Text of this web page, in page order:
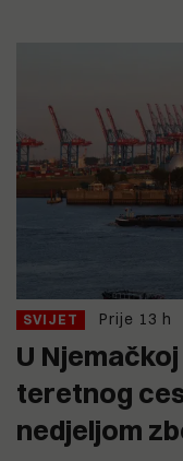
SVIJET Prije 13 h
U
teretnog
nedjeljom